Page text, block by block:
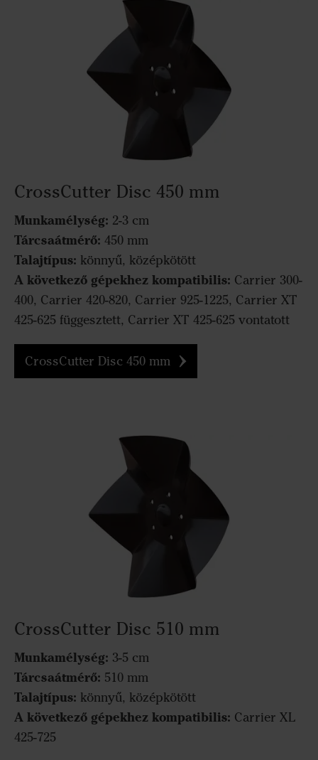
CrossCutter Disc 450 mm
Munkamélység: 2-3 cm
Tárcsaátmérő: 450 mm
Talajtípus: könnyű, középkötött
A következő gépekhez kompatibilis: Carrier 300-
400, Carrier 420-820, Carrier 925-1225, Carrier XT
425-625 függesztett, Carrier XT 425-625 vontatott
CrossCutter Disc 450 mm
CrossCutter Disc 510 mm
Munkamélység: 3-5 cm
Tárcsaátmérő: 510 mm
Talajtípus: könnyű, középkötött
A következő gépekhez kompatibilis: Carrier XL
425-725